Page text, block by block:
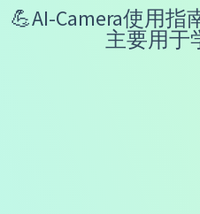
💪AI-Camera使用
主要用于